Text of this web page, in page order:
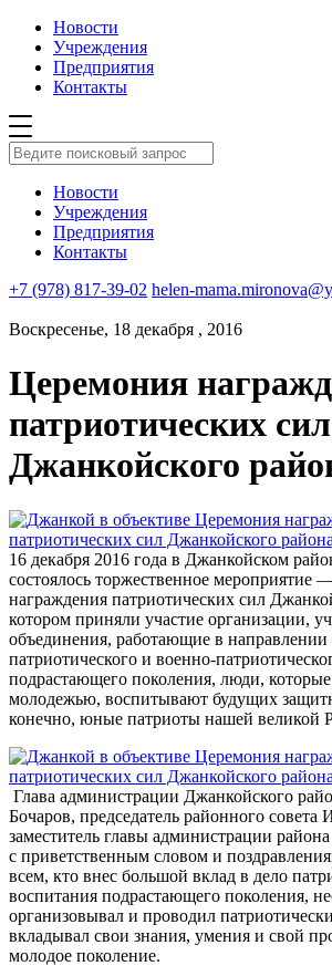
Новости
Учреждения
Предприятия
Контакты
Новости
Учреждения
Предприятия
Контакты
+7 (978) 817-39-02 helen-
Воскресенье, 18 декабря , 2016
Церемония
патриотических сил
Джанкойского
16 декабря 2016 года в Джанкойском
состоялось торжественное мероприятие
награждения патриотических сил
котором приняли участие организации,
объединения, работающие в направлении
патриотического и военно-
подрастающего поколения, люди,
молодежью, воспитывают будущих
конечно, юные патриоты нашей великой
Глава администрации Джанкойского
Бочаров, председатель районного совета
заместитель главы администрации
с приветственным словом и
всем, кто внес большой вклад в дело
воспитания подрастающего поколения,
организовывал и проводил
вкладывал свои знания, умения и свой
молодое поколение.